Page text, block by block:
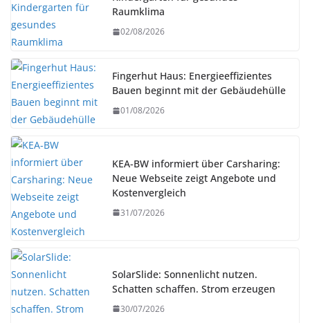
Raumklima
02/08/2026
Fingerhut Haus: Energieeffizientes
Bauen beginnt mit der Gebäudehülle
01/08/2026
KEA-BW informiert über Carsharing:
Neue Webseite zeigt Angebote und
Kostenvergleich
31/07/2026
SolarSlide: Sonnenlicht nutzen.
Schatten schaffen. Strom erzeugen
30/07/2026